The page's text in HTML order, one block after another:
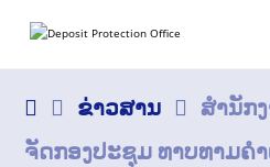
ຂ່າວສານ
ສຳນັກ
ຈັດກອງປະຊຸມ ທາບທາມຄ